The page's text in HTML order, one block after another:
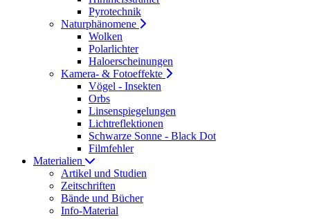
Pyrotechnik
Naturphänomene
Wolken
Polarlichter
Haloerscheinungen
Kamera- & Fotoeffekte
Vögel - Insekten
Orbs
Linsenspiegelungen
Lichtreflektionen
Schwarze Sonne - Black Dot
Filmfehler
Materialien
Artikel und Studien
Zeitschriften
Bände und Bücher
Info-Material